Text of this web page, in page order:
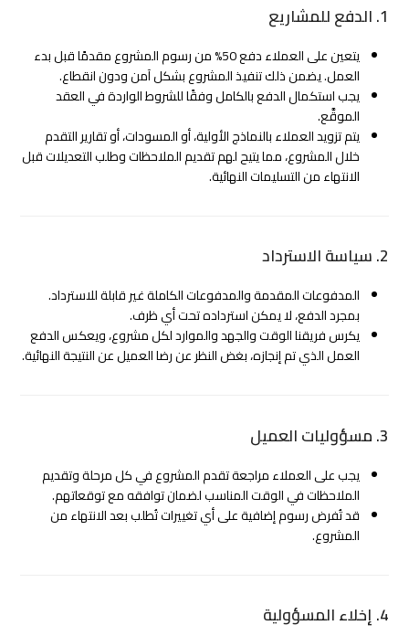
1. الدفع للمشاريع
يتعين على العملاء دفع 50% من رسوم المشروع مقدمًا قبل بدء
العمل. يضمن ذلك تنفيذ المشروع بشكل آمن ودون انقطاع.
يجب استكمال الدفع بالكامل وفقًا للشروط الواردة في العقد
الموقَّع.
يتم تزويد العملاء بالنماذج الأولية، أو المسودات، أو تقارير التقدم
خلال المشروع، مما يتيح لهم تقديم الملاحظات وطلب التعديلات قبل
الانتهاء من التسليمات النهائية.
2. سياسة الاسترداد
المدفوعات المقدمة والمدفوعات الكاملة غير قابلة للاسترداد.
بمجرد الدفع، لا يمكن استرداده تحت أي ظرف.
يكرس فريقنا الوقت والجهد والموارد لكل مشروع، ويعكس الدفع
العمل الذي تم إنجازه، بغض النظر عن رضا العميل عن النتيجة النهائية.
3. مسؤوليات العميل
يجب على العملاء مراجعة تقدم المشروع في كل مرحلة وتقديم
الملاحظات في الوقت المناسب لضمان توافقه مع توقعاتهم.
قد تُفرض رسوم إضافية على أي تغييرات تُطلب بعد الانتهاء من
المشروع.
4. إخلاء المسؤولية